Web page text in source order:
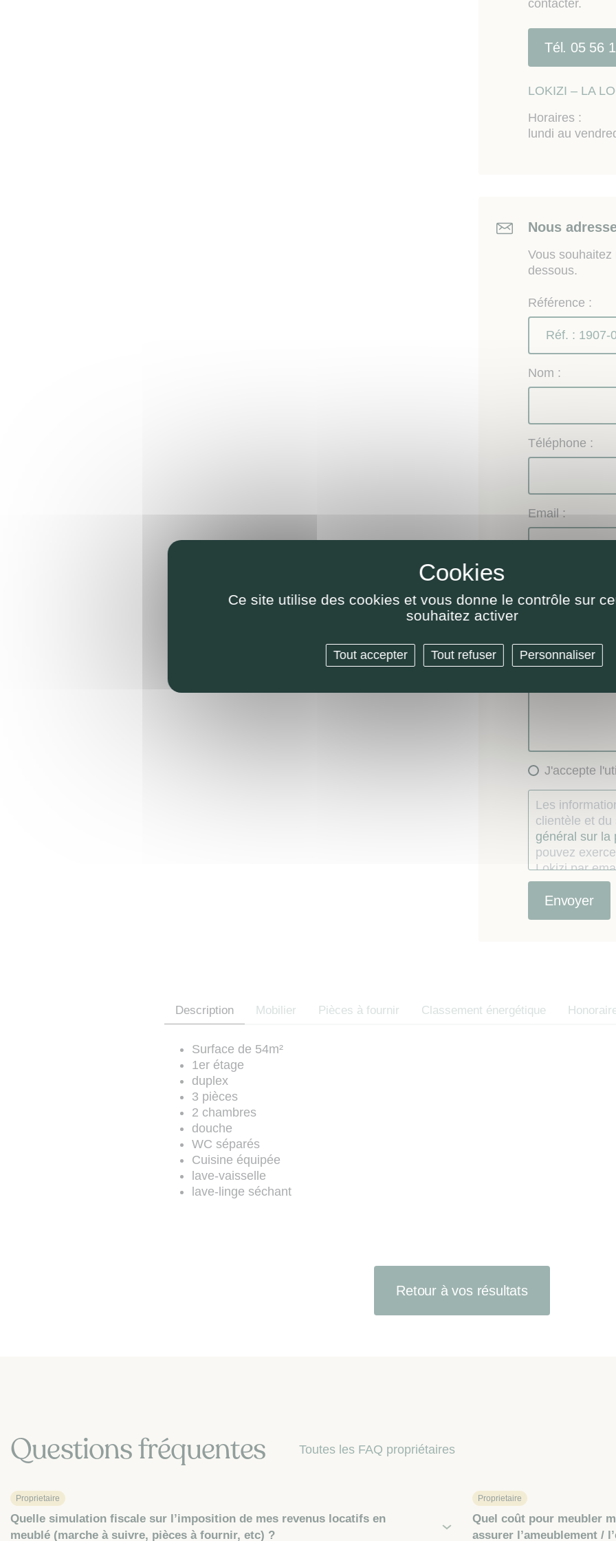
contacter.
Tél. 05 56
LOKIZI – LA
Horaires :
lundi au
Nous
Vous
dessous.
Référence :
Nom :
Téléphone :
Email :
Message
J'accepte
Les
clientèle et
général sur la
pouvez
Lokizi par
consentement.
Le
étés
Description Mobilier Pièces à fournir Classement énergétique
Surface de 54m²
1er étage
duplex
3 pièces
2 chambres
douche
WC séparés
Cuisine équipée
lave-vaisselle
lave-linge séchant
Retour à vos résultats
Questions fréquentes Toutes les FAQ propriétaires
Proprietaire
Quelle simulation fiscale sur l’imposition de mes revenus locatifs en
meublé (marche à suivre, pièces à fournir, etc) ?
Proprietaire
Quel coût pour meubler
assurer l’ameublement /
Ce site utilise des cookies et vous donne le contrôle sur
souhaitez activer
Tout accepter Tout refuser Personnaliser